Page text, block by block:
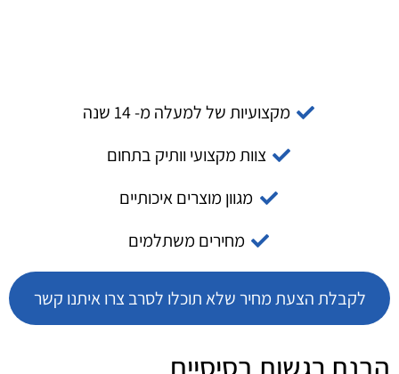
מקצועיות של למעלה מ- 14 שנה
צוות מקצועי וותיק בתחום
מגוון מוצרים איכותיים
מחירים משתלמים
לקבלת הצעת מחיר שלא תוכלו לסרב צרו איתנו קשר